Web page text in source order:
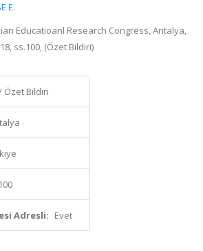
E.
Educatioanl Research Congress, Antalya,
ss.100, (Özet Bildiri)
Özet Bildiri
Adresli: Evet